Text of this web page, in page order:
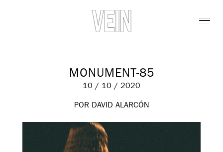
MONUMENT-85
10 / 10 / 2020
POR DAVID ALARCÓN